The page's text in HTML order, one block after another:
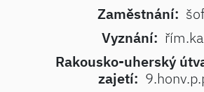
Zaměstnání:
Vyznání:
Rakousko-uherský
zajetí: